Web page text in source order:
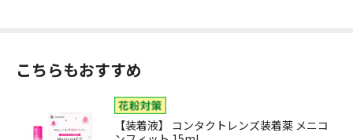
こちらもおすすめ
【装着液】 コンタクトレンズ装着薬 メニコ